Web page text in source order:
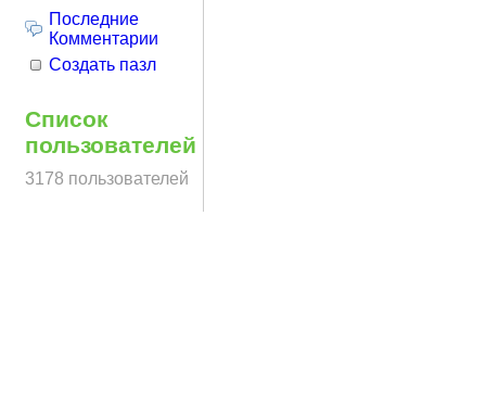
Последние
Комментарии
Создать пазл
Список
пользователей
3178 пользователей